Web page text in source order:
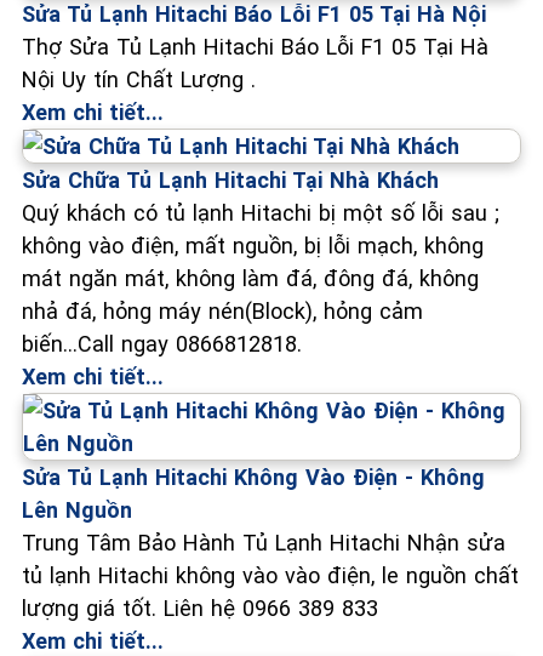
Sửa Tủ Lạnh Hitachi Báo Lỗi F1 05 Tại Hà Nội
Thợ Sửa Tủ Lạnh Hitachi Báo Lỗi F1 05 Tại Hà
Nội Uy tín Chất Lượng .
Xem chi tiết...
Sửa Chữa Tủ Lạnh Hitachi Tại Nhà Khách
Quý khách có tủ lạnh Hitachi bị một số lỗi sau ;
không vào điện, mất nguồn, bị lỗi mạch, không
mát ngăn mát, không làm đá, đông đá, không
nhả đá, hỏng máy nén(Block), hỏng cảm
biến...Call ngay 0866812818.
Xem chi tiết...
Sửa Tủ Lạnh Hitachi Không Vào Điện - Không
Lên Nguồn
Trung Tâm Bảo Hành Tủ Lạnh Hitachi Nhận sửa
tủ lạnh Hitachi không vào vào điện, le nguồn chất
lượng giá tốt. Liên hệ 0966 389 833
Xem chi tiết...